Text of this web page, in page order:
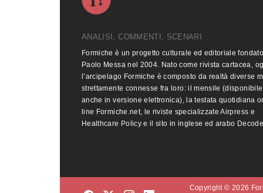
ANALISI, COMMENTI, SCENARI
Formiche è un progetto culturale ed editoriale
Paolo Messa nel 2004. Nato come rivista cartacea,
l’arcipelago Formiche è composto da realtà diverse
strettamente connesse fra loro: il mensile (disponibile
anche in versione elettronica), la testata quotidiana
line Formiche.net, le riviste specializzate Airpress e
Healthcare Policy e il sito in inglese ed arabo
Copyright © 2026